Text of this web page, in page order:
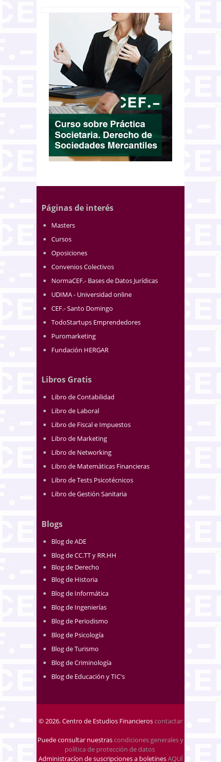
Páginas de interés
Masters
Cursos
Oposiciones
Convenios Colectivos
NormaCEF.- Bases de Datos Jurídicas
UDIMA - Universidad online
CEF.- Santo Domingo
TodoStartups Emprendedores
Puromarketing
Fundación HERGAR
Libros Gratis
Libro de Contabilidad
Libro de Laboral
Libro de Fiscal e Impuestos
Libro de Marketing
Libro de Networking
Libro de Matemáticas Financieras
Libro de Tests Psicotécnicos
Libro de Gestión Sanitaria
Blogs
Blog de ADE
Blog de CC.TT y RR.HH
Blog de Derecho
Blog de Historia
Blog de Informática
Blog de Ingenierías
Blog de Periodismo
Blog de Psicología
Blog de Turismo
Blog de Criminología
Blog de Educación y TIC's
© 2026. Centro de Estudios Financieroscontactar
Puede consultar nuestrascondiciones generales y
política de protección de datos
Administracíon de suscripciones a boletinesAQUÍ